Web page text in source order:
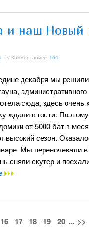
и наш Новый
» // Комментариев: 104
декабря мы
сюда, здесь очень
ждали в гости.
от 5000 бат в
высокий сезон.
Мы переночевали
сняли скутер и
16 17 18 19 20 ... >>